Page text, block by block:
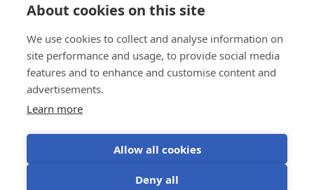
About cookies on this site
We use cookies to collect and analyse information on
site performance and usage, to provide social media
features and to enhance and customise content and
advertisements.
Learn more
Allow all cookies
Deny all
Adatvédelmi
beállítások
használata